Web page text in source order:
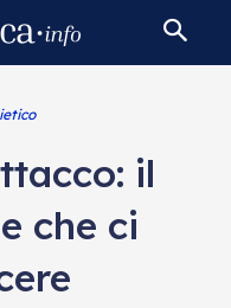
il
che ci